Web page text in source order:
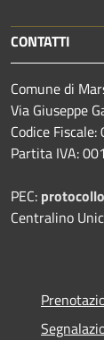
CONTATTI
Comune di
Via Giuseppe
Codice
Partita IVA:
PEC:
Centralino